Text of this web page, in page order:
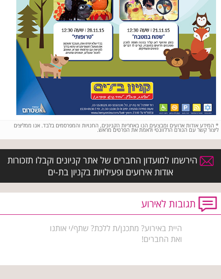
* המידע אודות ארועים ומבצעים הנו באחריות הקניונים, החנויות והמפרסמים בלבד. אנו ממליצים
ליצור קשר עם הגורם הרלוונטי ולאמת את הפרטים מראש.
הירשמו למועדון החברים של אתר קניונים וקבלו תזכורות
אודות אירועים ופעילויות בקניון בת-ים
תגובות לאירוע
היית באירוע? מתכנן/ת ללכת? שתף/י אותנו
ואת החברים!